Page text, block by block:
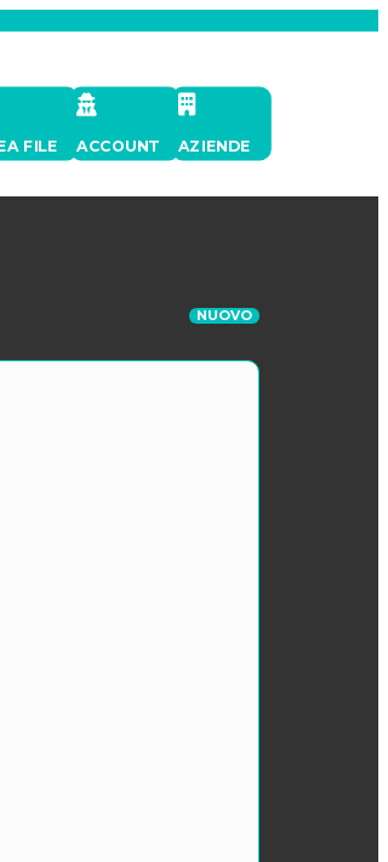
FILE ACCOUNT AZIENDE